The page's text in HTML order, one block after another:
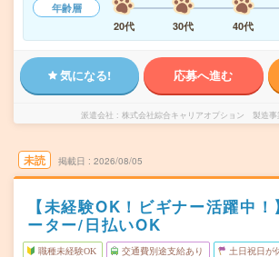
年齢層
20代
30代 40代
気になる! 応募へ進む
派遣会社 株式会社綜合キャリアオプション 製造事
未読 掲載日 2026/08/05
【未経験OK！ビギナー活躍中
ーター/日払いOK
職種未経験OK 交通費別途支給あり 土日祝日が